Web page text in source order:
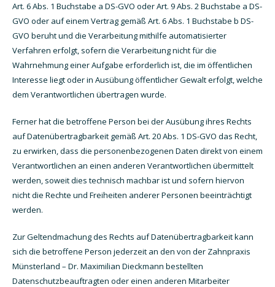
Art. 6 Abs. 1 Buchstabe a DS-GVO oder Art. 9 Abs. 2 Buchstabe a DS-
GVO oder auf einem Vertrag gemäß Art. 6 Abs. 1 Buchstabe b DS-
GVO beruht und die Verarbeitung mithilfe automatisierter
Verfahren erfolgt, sofern die Verarbeitung nicht für die
Wahrnehmung einer Aufgabe erforderlich ist, die im öffentlichen
Interesse liegt oder in Ausübung öffentlicher Gewalt erfolgt, welche
dem Verantwortlichen übertragen wurde.
Ferner hat die betroffene Person bei der Ausübung ihres Rechts
auf Datenübertragbarkeit gemäß Art. 20 Abs. 1 DS-GVO das Recht,
zu erwirken, dass die personenbezogenen Daten direkt von einem
Verantwortlichen an einen anderen Verantwortlichen übermittelt
werden, soweit dies technisch machbar ist und sofern hiervon
nicht die Rechte und Freiheiten anderer Personen beeinträchtigt
werden.
Zur Geltendmachung des Rechts auf Datenübertragbarkeit kann
sich die betroffene Person jederzeit an den von der Zahnpraxis
Münsterland – Dr. Maximilian Dieckmann bestellten
Datenschutzbeauftragten oder einen anderen Mitarbeiter